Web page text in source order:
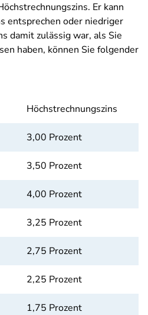
Er kann
entsprechen oder niedriger
damit zulässig war, als Sie
haben, können Sie folgender
Höchstrechnungszins
3,00 Prozent
3,50 Prozent
4,00 Prozent
3,25 Prozent
2,75 Prozent
2,25 Prozent
1,75 Prozent